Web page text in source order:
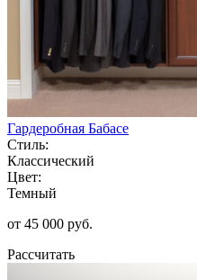
Гардеробная Бабасе
Стиль:
Классический
Цвет:
Темный
от 45 000 руб.
Рассчитать